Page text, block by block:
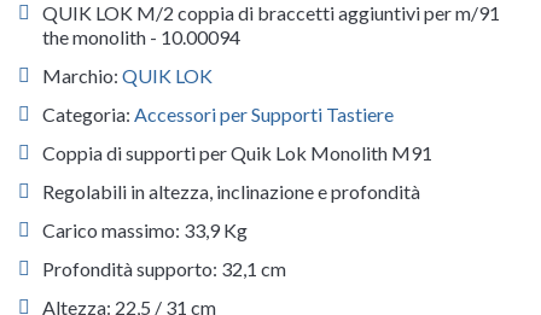
QUIK LOK M/2 coppia di braccetti aggiuntivi per m/91
the monolith - 10.00094
Marchio: QUIK LOK
Categoria: Accessori per Supporti Tastiere
Coppia di supporti per Quik Lok Monolith M91
Regolabili in altezza, inclinazione e profondità
Carico massimo: 33,9 Kg
Profondità supporto: 32,1 cm
Altezza: 22,5 / 31 cm